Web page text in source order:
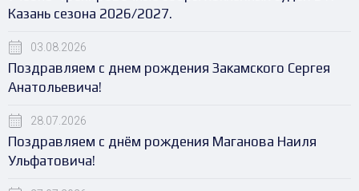
Казань сезона 2026/2027.
03.08.2026
Поздравляем с днем рождения Закамского Сергея
Анатольевича!
28.07.2026
Поздравляем с днём рождения Маганова Наиля
Ульфатовича!